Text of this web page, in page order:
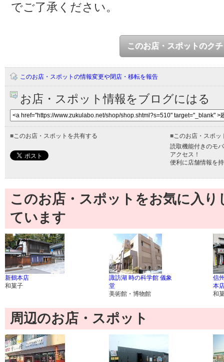
でご了承ください。
このお店・スポットのク
このお店・スポットの情報変更や閉店・移転を報告
お店・スポット情報をブログにはる
■このお店・スポットを共有する ■このお店・スポッ
読取機能付きのモ
アクセス！
便利に店舗情報を
このお店・スポットをお気に入
ています
新鶴本店
和菓子
諏訪湖 時の科学館 儀象
堂
美術館・博物館
信
本
和
周辺のお店・スポット